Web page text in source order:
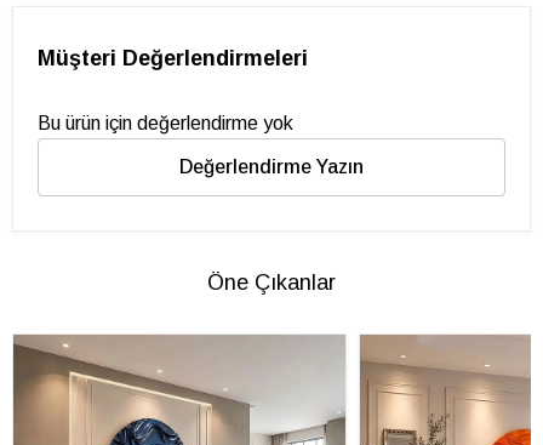
Müşteri Değerlendirmeleri
Bu ürün için değerlendirme yok
Değerlendirme Yazın
Öne Çıkanlar